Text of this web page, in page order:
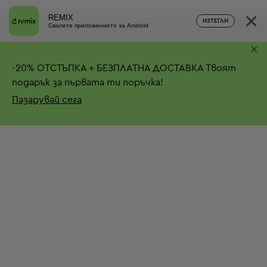
REMIX
Свалете приложението за Android
ИЗТЕГЛИ ×
-20% ОТСТЪПКА + БЕЗПЛАТНА ДОСТАВКА Твоят
подарък за първата ти поръчка!
Пазарувай сега
×